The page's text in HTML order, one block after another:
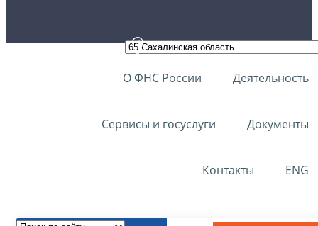
О ФНС России Деятельность
Сервисы и госуслуги Документы
Контакты ENG